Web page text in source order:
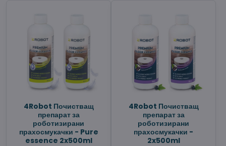
4Robot Почистващ
препарат за
роботизирани
прахосмукачки - Pure
essence 2x500ml
4Robot Почистващ
препарат за
роботизирани
прахосмукачки -
2x500ml